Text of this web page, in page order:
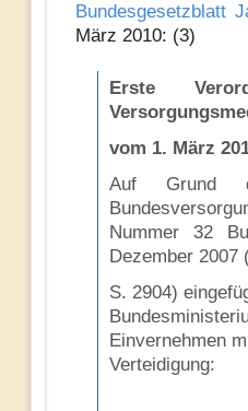
Bundesgesetzblatt
März 2010: (3)
Erste
vom 1. März
Auf
Nummer 32
Dezember 2007
S. 2904)
Einvernehmen
Verteidigung: